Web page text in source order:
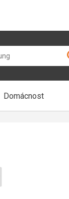
Domácnost